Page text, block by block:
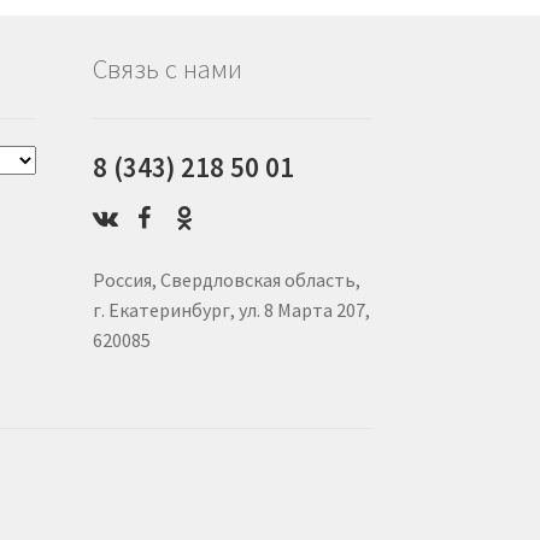
Связь с нами
8 (343) 218 50 01
Россия, Свердловская область,
г. Екатеринбург, ул. 8 Марта 207,
620085